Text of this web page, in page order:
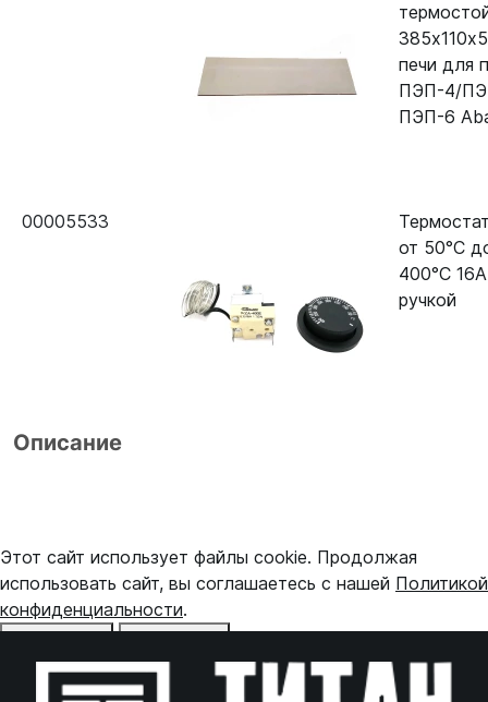
печи для
ПЭП-4/
ПЭП-6
00005533
от 50°С
400°С
ручкой
Описание
Этот сайт использует файлы cookie. Продолжая
использовать сайт, вы соглашаетесь с нашей Политикой
конфиденциальности.